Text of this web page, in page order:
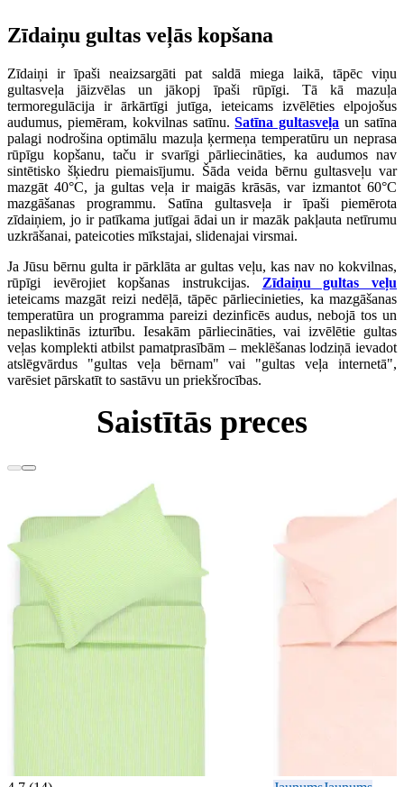
Zīdaiņu gultas veļās kopšana
Zīdaiņi ir īpaši neaizsargāti pat saldā miega laikā, tāpēc viņu
gultasveļa jāizvēlas un jākopj īpaši rūpīgi. Tā kā mazuļa
termoregulācija ir ārkārtīgi jutīga, ieteicams izvēlēties elpojošus
audumus, piemēram, kokvilnas satīnu.Satīna gultasveļa un satīna
palagi nodrošina optimālu mazuļa ķermeņa temperatūru un neprasa
rūpīgu kopšanu, taču ir svarīgi pārliecināties, ka audumos nav
sintētisko šķiedru piemaisījumu. Šāda veida bērnu gultasveļu var
mazgāt 40°C, ja gultas veļa ir maigās krāsās, var izmantot 60°C
mazgāšanas programmu. Satīna gultasveļa ir īpaši piemērota
zīdaiņiem, jo ir patīkama jutīgai ādai un ir mazāk pakļauta netīrumu
uzkrāšanai, pateicoties mīkstajai, slidenajai virsmai.
Ja Jūsu bērnu gulta ir pārklāta ar gultas veļu, kas nav no kokvilnas,
rūpīgi ievērojiet kopšanas instrukcijas. Zīdaiņu gultas veļu
ieteicams mazgāt reizi nedēļā, tāpēc pārliecinieties, ka mazgāšanas
temperatūra un programma pareizi dezinficēs audus, nebojā tos un
nepasliktinās izturību. Iesakām pārliecināties, vai izvēlētie gultas
veļas komplekti atbilst pamatprasībām – meklēšanas lodziņā ievadot
atslēgvārdus "gultas veļa bērnam" vai "gultas veļa internetā",
varēsiet pārskatīt to sastāvu un priekšrocības.
Saistītās preces